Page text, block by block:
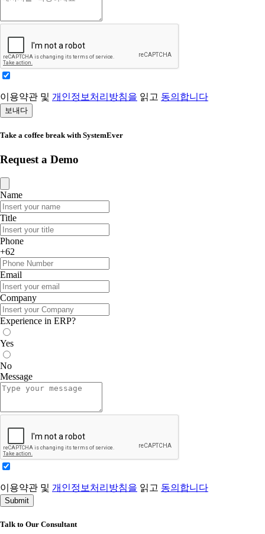
이용약관 및 개인정보처리방침을 읽고 동의합니다
보내다
Take a coffee break with SystemEver
Request a Demo
Name
Title
Phone
+62
Email
Company
Experience in ERP?
Yes
No
Message
이용약관 및 개인정보처리방침을 읽고 동의합니다
Submit
Talk to Our Consultant